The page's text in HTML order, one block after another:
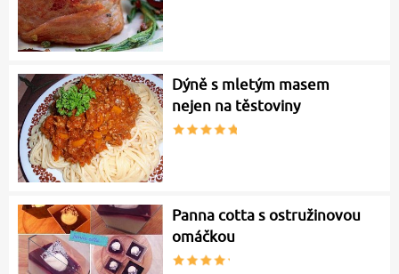
Dýně s mletým masem
nejen na těstoviny
Panna cotta s ostružinovou
omáčkou